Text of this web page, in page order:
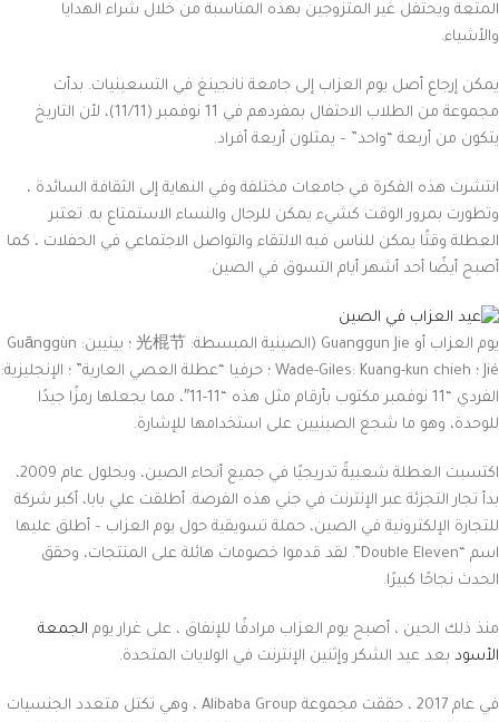
المتعة ويحتفل غير المتزوجين بهذه المناسبة من خلال شراء الهدايا
والأشياء.
يمكن إرجاع أصل يوم العزاب إلى جامعة نانجينغ في التسعينيات. بدأت
مجموعة من الطلاب الاحتفال بمفردهم في 11 نوفمبر (11/11)، لأن التاريخ
يتكون من أربعة “واحد” – يمثلون أربعة أفراد.
انتشرت هذه الفكرة في جامعات مختلفة وفي النهاية إلى الثقافة السائدة ،
وتطورت بمرور الوقت كشيء يمكن للرجال والنساء الاستمتاع به. تعتبر
العطلة وقتًا يمكن للناس فيه الالتقاء والتواصل الاجتماعي في الحفلات ، كما
أصبح أيضًا أحد أشهر أيام التسوق في الصين.
يوم العزاب أو Guanggun Jie (الصينية المبسطة: 光棍节 ؛ بينيين: Guānggùn
Jié ؛ Wade-Giles: Kuang-kun chieh ؛ حرفيا “عطلة العصي العارية” ؛ الإنجليزية:
الفردي “11 نوفمبر مكتوب بأرقام مثل هذه “11-11″، مما يجعلها رمزًا جيدًا
للوحدة، وهو ما شجع الصينيين على استخدامها للإشارة.
اكتسبت العطلة شعبيةً تدريجيًا في جميع أنحاء الصين، وبحلول عام 2009،
بدأ تجار التجزئة عبر الإنترنت في جني هذه الفرصة. أطلقت علي بابا، أكبر شركة
للتجارة الإلكترونية في الصين، حملة تسويقية حول يوم العزاب – أطلق عليها
اسم “Double Eleven”. لقد قدموا خصومات هائلة على المنتجات، وحقق
الحدث نجاحًا كبيرًا.
منذ ذلك الحين ، أصبح يوم العزاب مرادفًا للإنفاق ، على غرار يوم الجمعة
الأسود بعد عيد الشكر وإثنين الإنترنت في الولايات المتحدة.
في عام 2017 ، حققت مجموعة Alibaba Group ، وهي تكتل متعدد الجنسيات